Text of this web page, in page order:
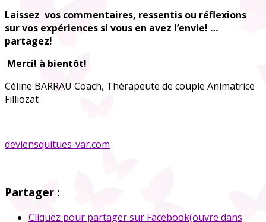
Laissez vos commentaires, ressentis ou réflexions
sur vos expériences si vous en avez l’envie! …
partagez!
Merci! à bientôt!
Céline BARRAU Coach, Thérapeute de couple Animatrice
Filliozat
deviensquitues-var.com
Partager :
Cliquez pour partager sur Facebook(ouvre dans